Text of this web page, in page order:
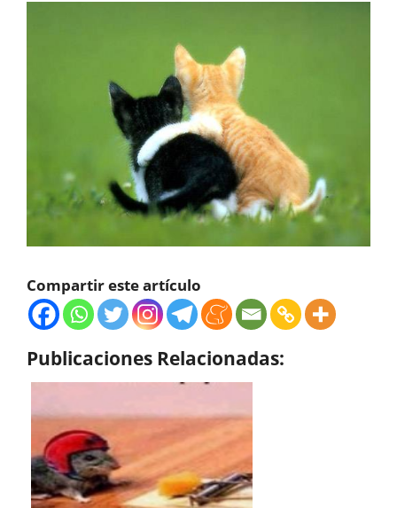
Compartir este artículo
Publicaciones Relacionadas: